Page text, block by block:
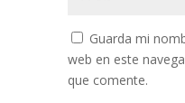
Guarda mi
web en este
que comente.